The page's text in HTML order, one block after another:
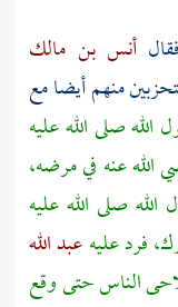
أنس بن مالك
منهم أيضا مع
الله صلى الله عليه
الله عنه في مرضه،
صلى الله عليه
فرد عليهعبد الله
الناس حتى وقع